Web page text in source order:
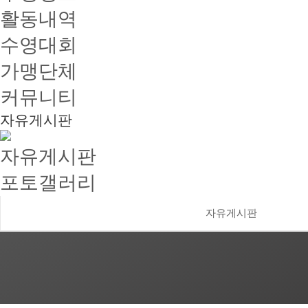
활동내역
수영대회
가맹단체
커뮤니티
자유게시판
자유게시판
포토갤러리
자유게시판